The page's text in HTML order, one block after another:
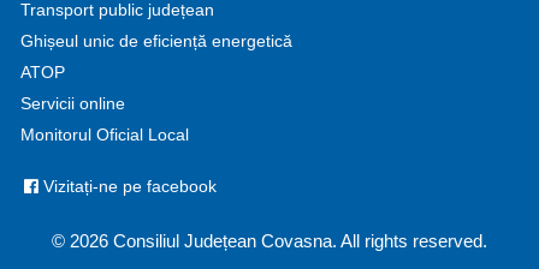
Transport public județean
Ghișeul unic de eficiență energetică
ATOP
Servicii online
Monitorul Oficial Local
Vizitați-ne pe facebook
© 2026 Consiliul Județean Covasna. All rights reserved.